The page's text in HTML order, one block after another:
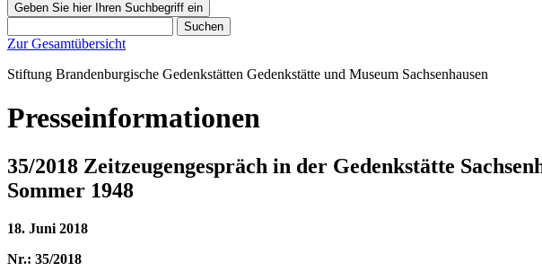
Geben Sie hier Ihren Suchbegriff ein
Suchen
Zur Gesamtübersicht
Stiftung Brandenburgische Gedenkstätten Gedenkstätte und Museum Sachsenhausen
Presseinformationen
35/2018 Zeitzeugengespräch in der Gedenkstätte
Sommer 1948
18. Juni 2018
Nr.: 35/2018